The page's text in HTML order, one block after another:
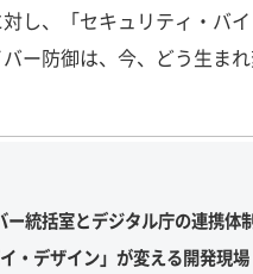
し、「セキュリティ・バ
ー防御は、今、どう生ま
ー統括室とデジタル庁の連携体
・デザイン」が変える開発現場